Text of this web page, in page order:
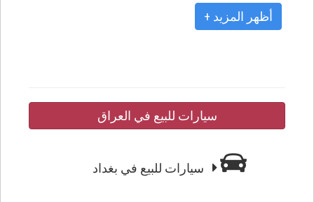
+ أظهر المزيد
سيارات للبيع في العراق
سيارات للبيع في بغداد